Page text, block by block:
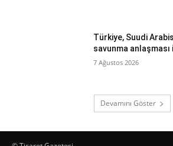
Türkiye, Suudi
savunma anlaşması
7 Ağustos 2026
Devamını Göster